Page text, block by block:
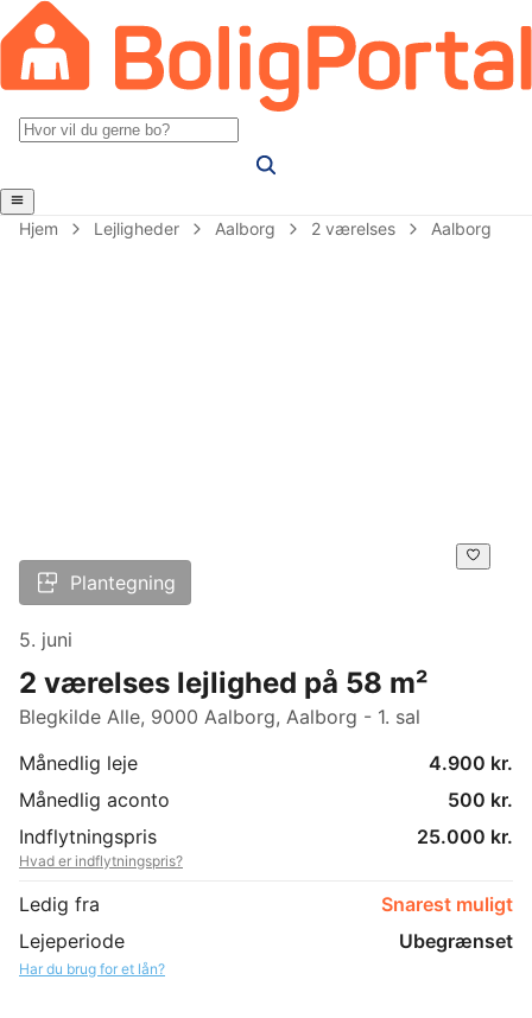
Hjem Lejligheder Aalborg 2 værelses Aalborg
Plantegning
5. juni
2 værelses lejlighed på 58 m²
Blegkilde Alle, 9000 Aalborg, Aalborg - 1. sal
Månedlig leje
4.900 kr.
Månedlig aconto
500 kr.
Indflytningspris
25.000 kr.
Hvad er indflytningspris?
Ledig fra
Snarest muligt
Lejeperiode
Ubegrænset
Har du brug for et lån?